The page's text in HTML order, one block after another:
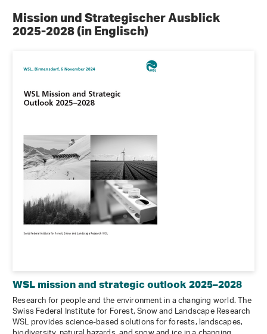
Mission und Strategischer Ausblick
2025-2028 (in Englisch)
WSL mission and strategic outlook 2025–2028
Research for people and the environment in a changing world. The
Swiss Federal Institute for Forest, Snow and Landscape Research
WSL provides science-based solutions for forests, landscapes,